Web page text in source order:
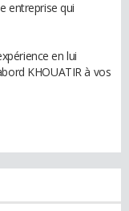
entreprise qui
en lui
KHOUATIR à vos